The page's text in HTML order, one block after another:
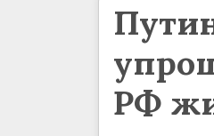
РФ